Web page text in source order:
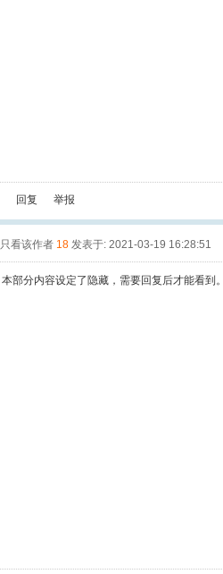
回复 举报
只看该作者 18 发表于: 2021-03-19 16:28:51
本部分内容设定了隐藏，需要回复后才能看到